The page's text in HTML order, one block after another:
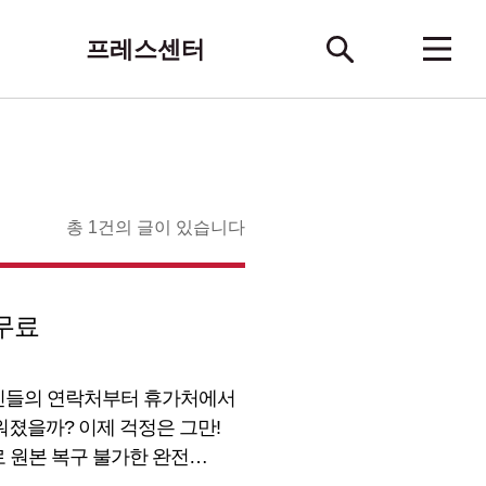
프레스센터
총 1건의 글이 있습니다
료
의 연락처부터 휴가처에서
졌을까? 이제 걱정은 그만!
원본 복구 불가한 완전